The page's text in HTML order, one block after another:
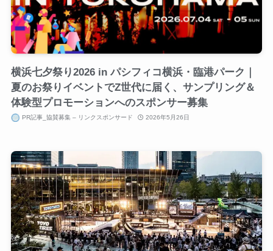
横浜七夕祭り2026 in パシフィコ横浜・臨港パーク｜
夏のお祭りイベントでZ世代に届く、サンプリング＆
体験型プロモーションへのスポンサー募集
PR記事_協賛募集 – リンクスポンサード 2026年5月26日